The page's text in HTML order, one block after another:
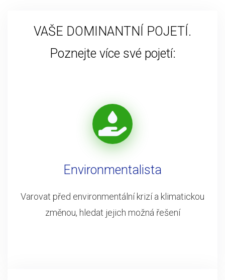
VAŠE DOMINANTNÍ POJETÍ.
Poznejte více své pojetí:
Environmentalista
Varovat před environmentální krizí a klimatickou
změnou, hledat jejich možná řešení